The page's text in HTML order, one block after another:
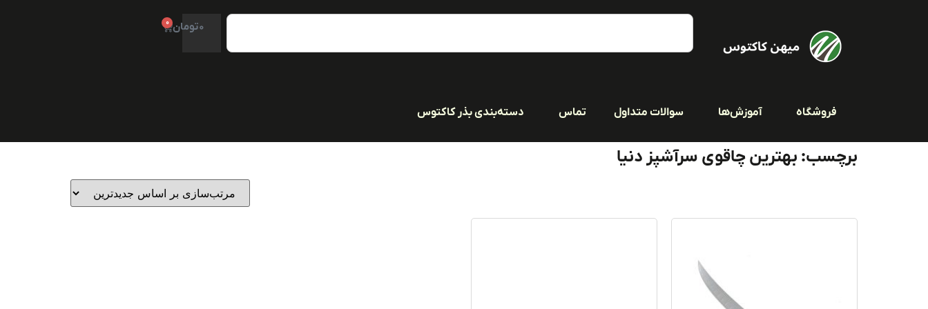
0تومان 0
فروشگاه آموزش‌ها سوالات متداول تماس دسته‌بندی بذر کاکتوس
برچسب: بهترین چاقوی سرآشپز دنیا